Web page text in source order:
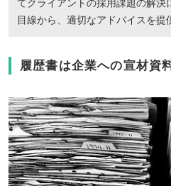
目線から、適切なアドバイスを提
履歴書は企業への宣材資